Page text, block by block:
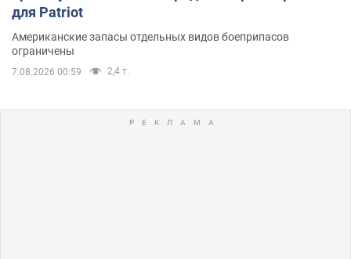
для Patriot
Американские запасы отдельных видов боеприпасов
ограничены
7.08.2026 00:59 2,4 т.